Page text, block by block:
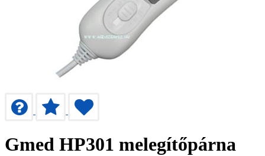
Gmed HP301 melegítőpárna